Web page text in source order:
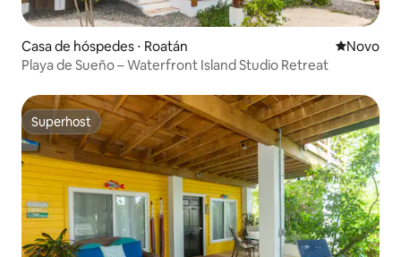
Casa de hóspedes ⋅ Roatán Novo
Novo
Playa de Sueño – Waterfront Island Studio Retreat
Superhost
Superhost